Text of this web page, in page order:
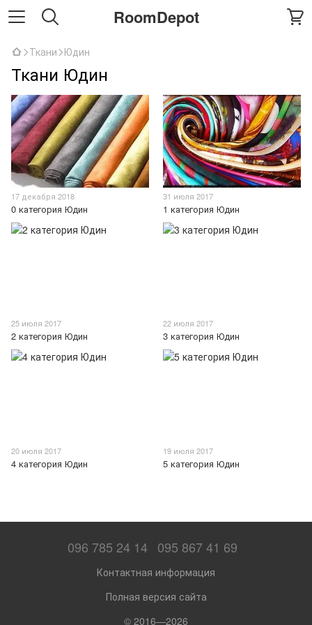
RoomDepot
Ткани Юдин
Ткани Юдин
17 декабря 2018
0 категория Юдин
31 июля 2017
1 категория Юдин
25 июля 2017
2 категория Юдин
22 июля 2017
3 категория Юдин
20 июля 2017
4 категория Юдин
19 июля 2017
5 категория Юдин
096 785 24 14 095 867 41 69
Контактная информация
Полная версия сайта
© 2016—2026